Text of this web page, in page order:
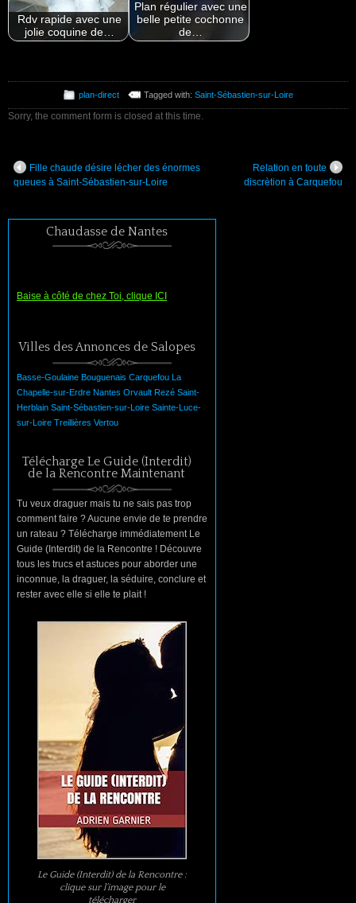
Rdv rapide avec une
jolie coquine de…
Plan régulier avec une
belle petite cochonne
de…
plan-direct Tagged with: Saint-Sébastien-sur-Loire
Sorry, the comment form is closed at this time.
Fille chaude désire lécher des énormes
queues à Saint-Sébastien-sur-Loire
Relation en toute
discrètion à Carquefou
Chaudasse de Nantes
Baise à côté de chez Toi, clique ICI
Villes des Annonces de Salopes
Basse-Goulaine Bouguenais Carquefou La
Chapelle-sur-Erdre Nantes Orvault Rezé Saint-
Herblain Saint-Sébastien-sur-Loire Sainte-Luce-
sur-Loire Treillières Vertou
Télécharge Le Guide (Interdit)
de la Rencontre Maintenant
Tu veux draguer mais tu ne sais pas trop
comment faire ? Aucune envie de te prendre
un rateau ? Télécharge immédiatement Le
Guide (Interdit) de la Rencontre ! Découvre
tous les trucs et astuces pour aborder une
inconnue, la draguer, la séduire, conclure et
rester avec elle si elle te plait !
Le Guide (Interdit) de la Rencontre :
clique sur l’image pour le
télécharger